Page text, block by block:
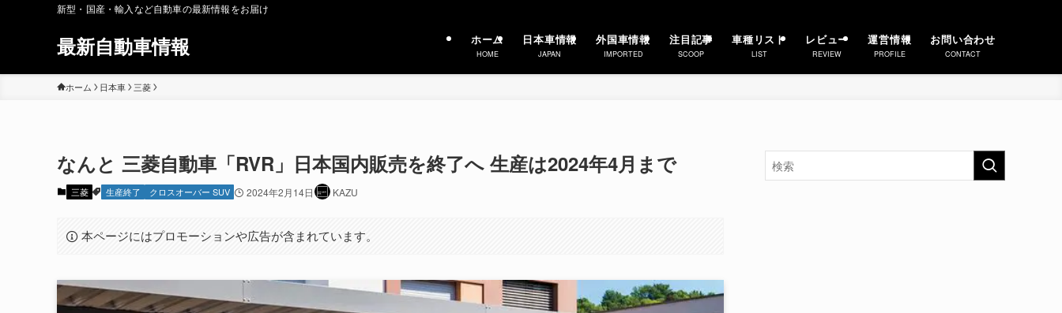
新型・国産・輸入など自動車の最新情報をお届け
最新自動車情報 ホーム
HOME
日本車情報
JAPAN
外国車情報
IMPORTED
注目記事
SCOOP
車種リスト
LIST
レビュー
REVIEW
運営情報
PROFILE
お問い合わせ
CONTACT
ホーム 日本車 三菱
なんと 三菱自動車「RVR」日本国内販売を終了へ 生産は2024年4月まで
三菱 生産終了 クロスオーバー SUV 2024年2月14日 KAZU
本ページにはプロモーションや広告が含まれています。